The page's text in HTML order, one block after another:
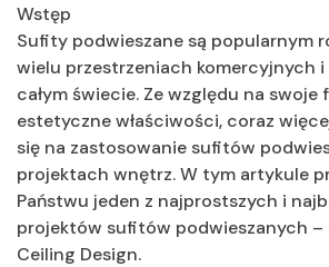
Wstęp
Sufity podwieszane są popularnym
wielu przestrzeniach komercyjnych i
całym świecie. Ze względu na swoje
estetyczne właściwości, coraz
się na zastosowanie sufitów
projektach wnętrz. W tym artykule
Państwu jeden z najprostszych i
projektów sufitów podwieszanych –
Ceiling Design.